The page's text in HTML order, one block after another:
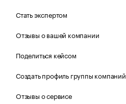
Стать экспертом
Отзывы о вашей компании
Поделиться кейсом
Создать профиль группы компаний
Отзывы о сервисе